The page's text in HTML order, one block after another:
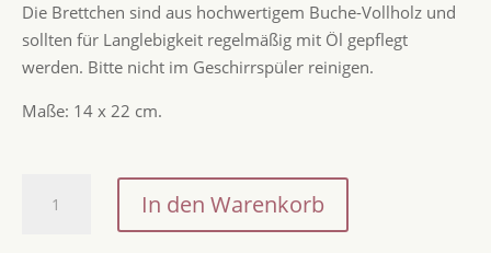
Die Brettchen sind aus hochwertigem Buche-Vollholz und
sollten für Langlebigkeit regelmäßig mit Öl gepflegt
werden. Bitte nicht im Geschirrspüler reinigen.
Maße: 14 x 22 cm.
Hundum
In den Warenkorb